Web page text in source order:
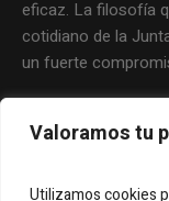
Valoramos tu
Utilizamos cookies
eficaz. La filosofía
cotidiano de la
un fuerte